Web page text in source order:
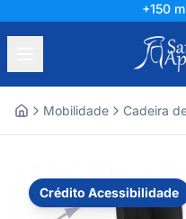
+150
Mobilidade Cadeira
Crédito Acessibilidade